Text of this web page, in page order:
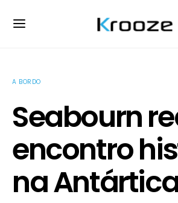
A BORDO
Seabourn
encontro
na